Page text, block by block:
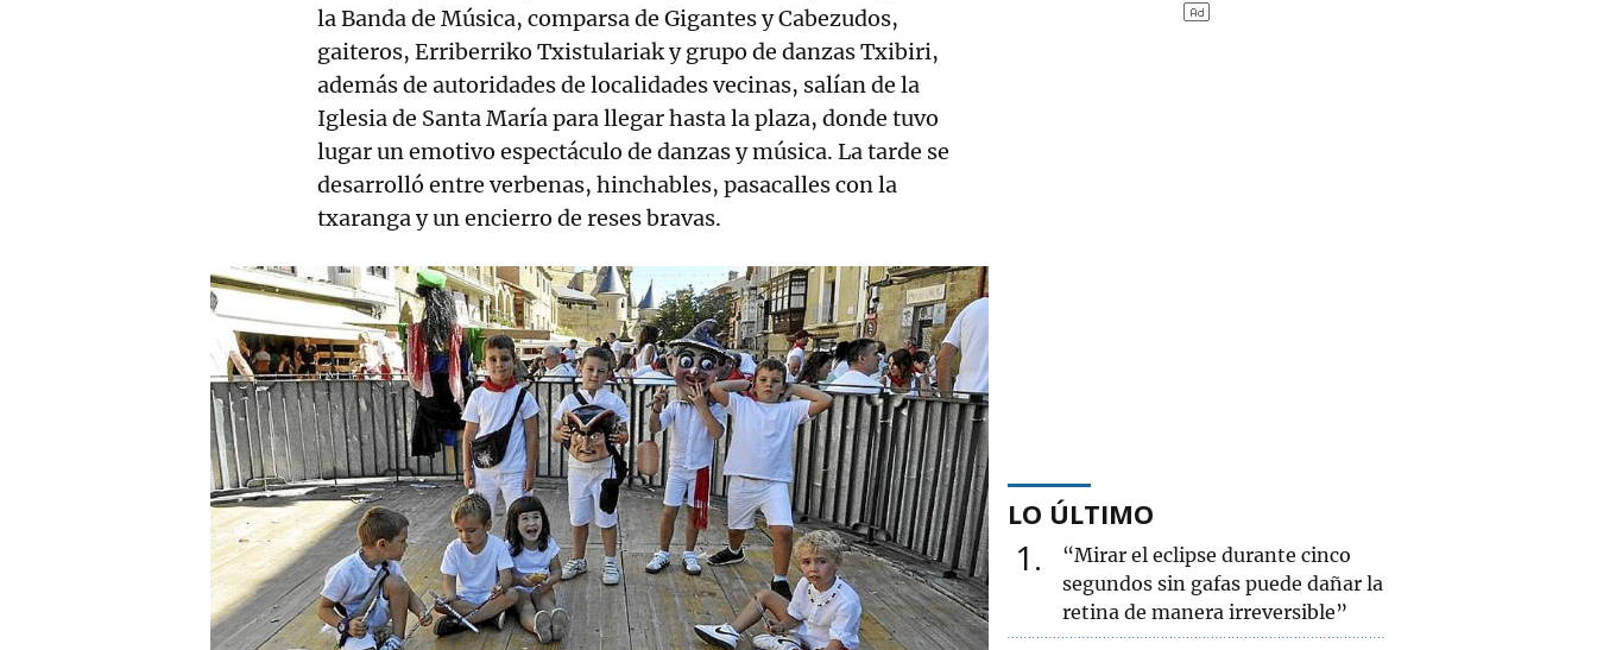
la Banda de Música, comparsa de Gigantes y Cabezudos,
gaiteros, Erriberriko Txistulariak y grupo de danzas Txibiri,
además de autoridades de localidades vecinas, salían de la
Iglesia de Santa María para llegar hasta la plaza, donde tuvo
lugar un emotivo espectáculo de danzas y música. La tarde se
desarrolló entre verbenas, hinchables, pasacalles con la
txaranga y un encierro de reses bravas.
LO ÚLTIMO
1
“Mirar el eclipse durante cinco
segundos sin gafas puede dañar la
retina de manera irreversible”